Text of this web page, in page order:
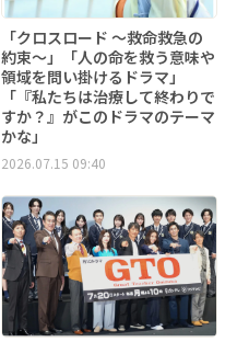
「クロスロード ～救命救急の
約束～」「人の命を救う意味や
領域を問い掛けるドラマ」
「『私たちは治療して終わりで
すか？』がこのドラマのテーマ
かな」
2026.07.15 09:40